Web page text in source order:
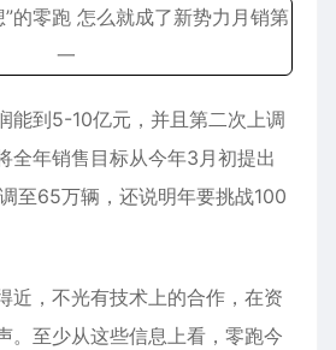
能到5-10亿元，并且第二次上调
全年销售目标从今年3月初提出
至65万辆，还说明年要挑战100
近，不光有技术上的合作，在资
。至少从这些信息上看，零跑今